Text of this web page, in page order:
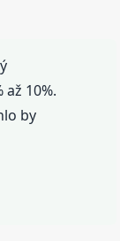
10%.
by